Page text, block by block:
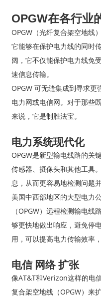
OPGW在各行业
OPGW（光纤复合架空地线
它能够在保护电力线的同时
阔，它不仅能保护电力线免
速信息传输。
OPGW 可无缝集成到寻求
电力网或电信网。对于那些
来说，它是制胜法宝。
电力系统现代化
OPGW是新型输电线路的关
传感器、摄像头和其他工具
息，从而更容易地检测问题
美国中西部地区的大型电力
（OPGW）远程检测输电
够更快地做出响应，避免停
用，可以提高电力传输效率
电信 网络扩张
像AT&T和Verizon这样的电
复合架空地线（OPGW）来